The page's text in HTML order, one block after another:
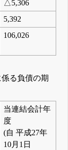
△5,306
5,392
106,026
る負債の期
当連結会計年
度
(自 平成27年
10月1日